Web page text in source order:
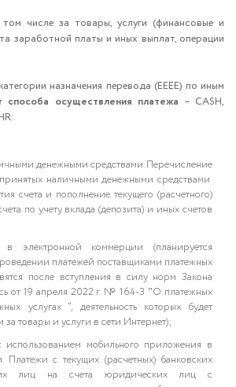
числе за товары, услуги (финансовые и
заработной платы и иных выплат, операции
назначения перевода (ЕЕЕЕ) по иным
способа осуществления платежа – CASH,
денежными средствами. Перечисление
наличными денежными средствами
счета и пополнение текущего (расчетного)
по учету вклада (депозита) и иных счетов
электронной коммерции (планируется
платежей поставщиками платежных
после вступления в силу норм Закона
от 19 апреля 2022 г. № 164-З ˮО платежных
услугах “, деятельность которых будет
за товары и услуги в сети Интернет);
использованием мобильного приложения в
Платежи с текущих (расчетных) банковских
лиц на счета юридических лиц с